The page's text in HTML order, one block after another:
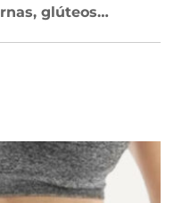
glúteos…